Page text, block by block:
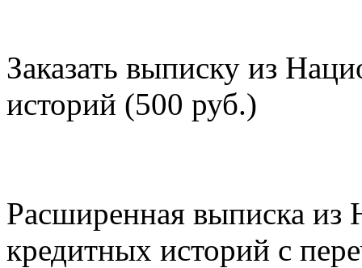
Заказать выписку из
историй (500 руб.)
Расширенная выписка из
кредитных историй с